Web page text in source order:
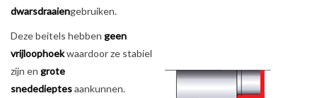
Alles om te Frezen |
Alles om te Draaien |
dwarsdraaiengebruiken.
Deze beitels hebben geen
vrijloophoekwaardoor ze stabiel
zijn en grote
snededieptesaankunnen.